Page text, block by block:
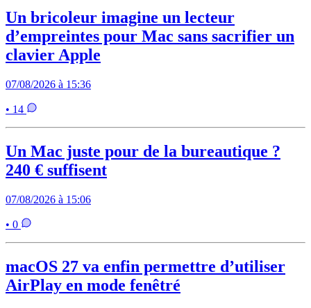
Un bricoleur imagine un lecteur
d’empreintes pour Mac sans sacrifier un
clavier Apple
07/08/2026 à 15:36
• 14
Un Mac juste pour de la bureautique ?
240 € suffisent
07/08/2026 à 15:06
• 0
macOS 27 va enfin permettre d’utiliser
AirPlay en mode fenêtré